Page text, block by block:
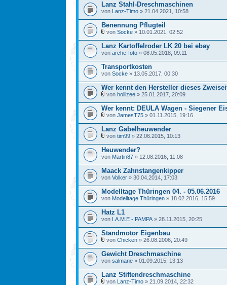
Lanz Stahl-Dreschmaschinen
von Lanz-Timo » 21.04.2021, 10:58
Benennung Pflugteil
von Socke » 10.01.2021, 02:52
Lanz Kartoffelroder LK 20 bei ebay
von arche-foto » 08.05.2018, 09:11
Transportkosten
von Socke » 13.05.2017, 00:30
Wer kennt den Hersteller dieses
von hollizee » 25.01.2017, 20:09
Wer kennt: DEULA Wagen - Siegener
von JamesT75 » 01.11.2015, 19:16
Lanz Gabelheuwender
von tim99 » 22.06.2015, 10:13
Heuwender?
von Martin87 » 12.08.2016, 11:08
Maack Zahnstangenkipper
von Volker » 30.04.2014, 17:03
Modelltage Thüringen 04. - 05.06.2016
von Modelltage Thüringen » 18.02.2016, 15:59
Hatz L1
von I.A.M.E - PAMPA » 28.11.2015, 20:25
Standmotor Eigenbau
von Chicken » 26.08.2006, 20:49
Gewicht Dreschmaschine
von salmane » 01.09.2015, 13:13
Lanz Stiftendreschmaschine
von Lanz-Timo » 21.09.2014, 22:32